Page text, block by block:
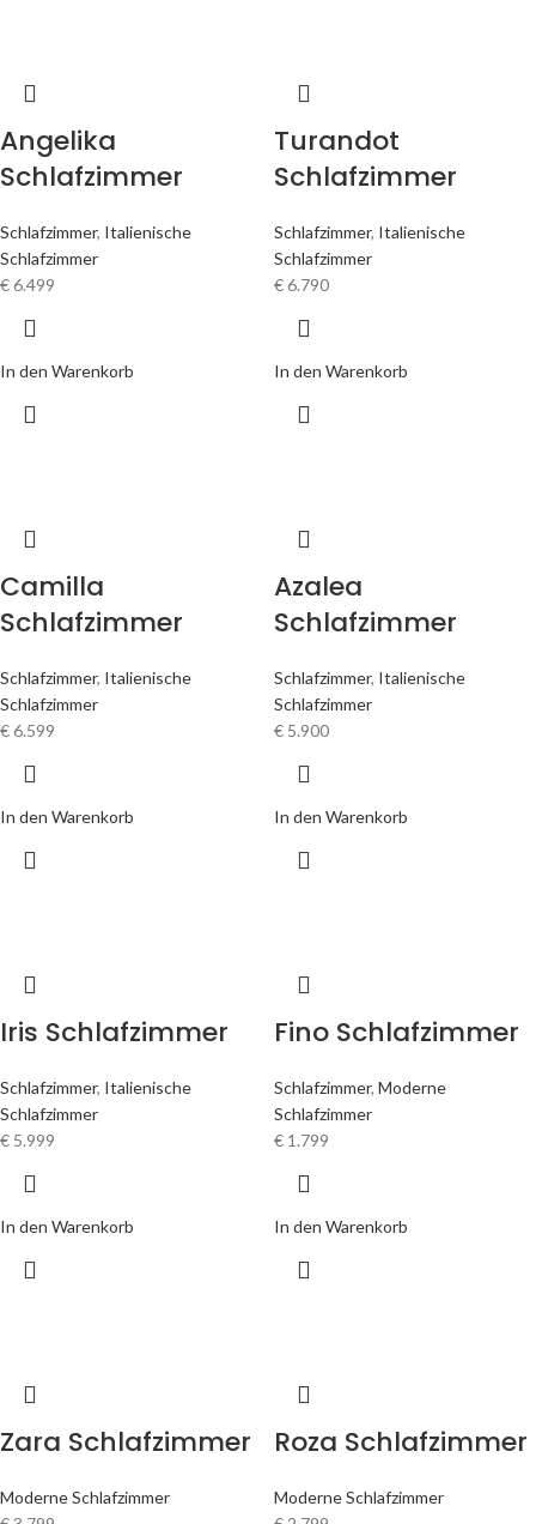
Angelika
Schlafzimmer
Schlafzimmer, Italienische
Schlafzimmer
€6.499
In den Warenkorb
Turandot
Schlafzimmer
Schlafzimmer, Italienische
Schlafzimmer
€6.790
In den Warenkorb
Camilla
Schlafzimmer
Schlafzimmer, Italienische
Schlafzimmer
€6.599
In den Warenkorb
Azalea
Schlafzimmer
Schlafzimmer, Italienische
Schlafzimmer
€ 5.900
In den Warenkorb
Iris Schlafzimmer
Schlafzimmer, Italienische
Schlafzimmer
€ 5.999
In den Warenkorb
Fino Schlafzimmer
Schlafzimmer, Moderne
Schlafzimmer
€ 1.799
In den Warenkorb
Zara Schlafzimmer
Moderne Schlafzimmer
Roza Schlafzimmer
Moderne Schlafzimmer